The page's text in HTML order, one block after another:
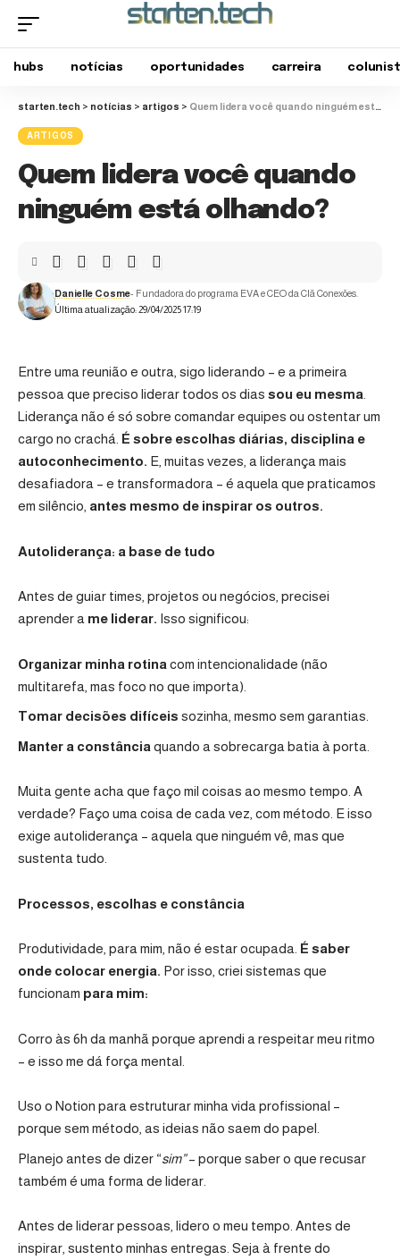
hubs notícias oportunidades carreira
starten.tech > notícias > artigos > Quem lidera você quando ninguém está olhando?
ARTIGOS
Quem lidera você quando
ninguém está olhando?
Última atualização: 29/04/2025 17:19
Danielle Cosme- Fundadora do programa EVA e CEO da Clã Conexões.
Entre uma reunião e outra, sigo liderando – e a primeira
pessoa que preciso liderar todos os dias sou eu mesma
Liderança não é só sobre comandar equipes ou ostentar um
cargo no crachá. É sobre escolhas diárias, disciplina e
autoconhecimento. E, muitas vezes, a liderança mais
desafiadora – e transformadora – é aquela que praticamos
em silêncio, antes mesmo de inspirar os outros.
Autoliderança: a base de tudo
Antes de guiar times, projetos ou negócios, precisei
aprender a me liderar. Isso significou:
Organizar minha rotina com intencionalidade (não
multitarefa, mas foco no que importa).
Tomar decisões difíceis sozinha, mesmo sem garantias.
Manter a constância quando a sobrecarga batia à porta.
Muita gente acha que faço mil coisas ao mesmo tempo. A
verdade? Faço uma coisa de cada vez, com método. E isso
exige autoliderança – aquela que ninguém vê, mas que
sustenta tudo.
Processos, escolhas e constância
Produtividade, para mim, não é estar ocupada. É saber
onde colocar energia. Por isso, criei sistemas que
funcionam para mim:
Corro às 6h da manhã porque aprendi a respeitar meu ritmo
– e isso me dá força mental.
Uso o Notion para estruturar minha vida profissional –
porque sem método, as ideias não saem do papel.
Planejo antes de dizer “sim”– porque saber o que recusar
também é uma forma de liderar.
Antes de liderar pessoas, lidero o meu tempo. Antes de
inspirar, sustento minhas entregas. Seja à frente do